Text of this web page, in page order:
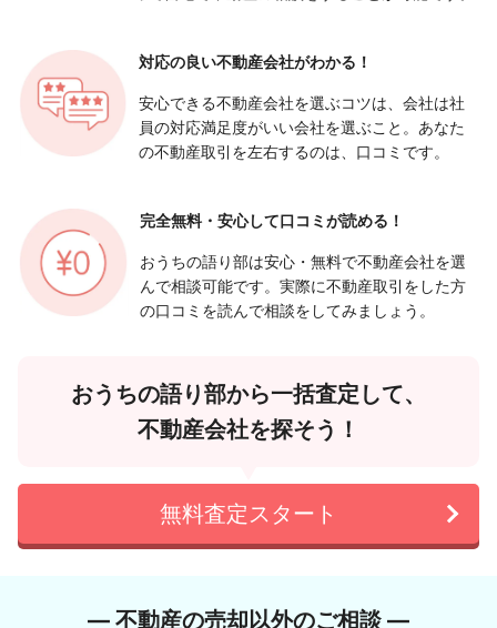
対応の良い不動産会社がわかる！
安心できる不動産会社を選ぶコツは、会社は社
員の対応満足度がいい会社を選ぶこと。あなた
の不動産取引を左右するのは、口コミです。
完全無料・安心して口コミが読める！
おうちの語り部は安心・無料で不動産会社を選
んで相談可能です。実際に不動産取引をした方
の口コミを読んで相談をしてみましょう。
おうちの語り部から一括査定して、
不動産会社を探そう！
無料査定スタート
― 不動産の売却以外のご相談 ―